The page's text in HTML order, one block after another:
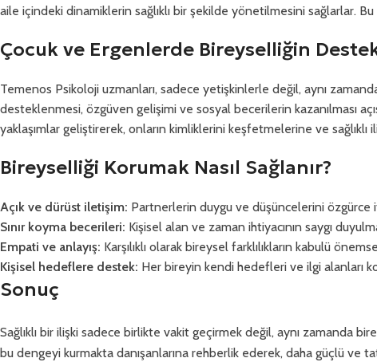
aile içindeki dinamiklerin sağlıklı bir şekilde yönetilmesini sağlarlar.
Çocuk ve Ergenlerde Bireyselliğin
Temenos Psikoloji uzmanları, sadece yetişkinlerle değil, aynı
desteklenmesi, özgüven gelişimi ve sosyal becerilerin kazanılması
yaklaşımlar geliştirerek, onların kimliklerini keşfetmelerine ve sağlıklı
Bireyselliği Korumak Nasıl Sağlanır?
Açık ve dürüst iletişim: Partnerlerin duygu ve düşüncelerini
Sınır koyma becerileri: Kişisel alan ve zaman ihtiyacının saygı
Empati ve anlayış: Karşılıklı olarak bireysel farklılıkların kabulü
Kişisel hedeflere destek: Her bireyin kendi hedefleri ve ilgi alanları
Sonuç
Sağlıklı bir ilişki sadece birlikte vakit geçirmek değil, aynı zamanda
bu dengeyi kurmakta danışanlarına rehberlik ederek, daha güçlü ve